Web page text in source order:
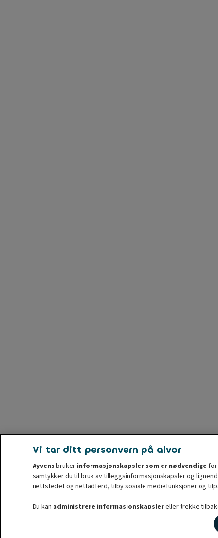
Vi tar ditt personvern på alvor
Ayvens bruker informasjonskapsler som er nødvendige for
samtykker du til bruk av tilleggsinformasjonskapsler og
nettstedet og nettadferd, tilby sosiale mediefunksjoner og
Du kan administrere informasjonskapslereller trekke
disse informasjonskapslene før tilbaketrekking. For mer